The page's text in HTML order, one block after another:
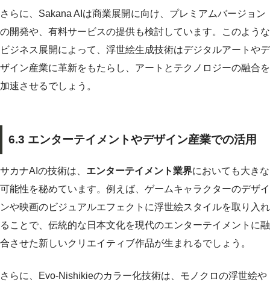
さらに、Sakana AIは商業展開に向け、プレミアムバージョン
の開発や、有料サービスの提供も検討しています。このような
ビジネス展開によって、浮世絵生成技術はデジタルアートやデ
ザイン産業に革新をもたらし、アートとテクノロジーの融合を
加速させるでしょう。
6.3 エンターテイメントやデザイン産業での活用
サカナAIの技術は、 エンターテイメント業界においても大きな
可能性を秘めています。例えば、ゲームキャラクターのデザイ
ンや映画のビジュアルエフェクトに浮世絵スタイルを取り入れ
ることで、伝統的な日本文化を現代のエンターテイメントに融
合させた新しいクリエイティブ作品が生まれるでしょう。
さらに、Evo-Nishikieのカラー化技術は、モノクロの浮世絵や